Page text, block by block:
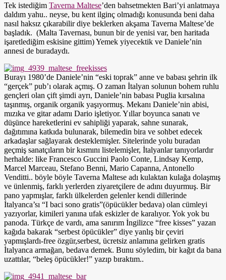
Tek istediğim Taverna Maltese’den bahsetmekten Bari’yi anlatmaya
daldım yahu.. neyse, bu kent ilginç olmadığı konusunda beni daha
nasıl haksız çıkarabilir diye beklerken akşama Taverna Maltese’de
başladık. (Malta Tavernası, bunun bir de yenisi var, ben haritada
işaretlediğim eskisine gittim) Yemek yiyecektik ve Daniele’nin
annesi de buradaydı.
Burayı 1980’de Daniele’nin “eski toprak” anne ve babası şehrin ilk
“gerçek” pub’ı olarak açmış. O zaman İtalyan solunun bohem ruhlu
gençleri olan çift şimdi ayrı, Daniele’nin babası Puglia kırsalına
taşınmış, organik organik yaşıyormuş. Mekanı Daniele’nin abisi,
mızıka ve gitar adamı Dario işletiyor. Yıllar boyunca sanatı ve
düşünce hareketlerini ev sahipliği yaparak, sahne sunarak,
dağıtımına katkıda bulunarak, bilemedin bira ve sohbet edecek
arkadaşlar sağlayarak desteklemişler. Sitelerinde yolu buradan
geçmiş sanatçıların bir kısmını listelemişler, İtalyanlar tanıyorlardır
herhalde: like Francesco Guccini Paolo Conte, Lindsay Kemp,
Marcel Marceau, Stefano Benni, Mario Capanna, Antonello
Venditti.. böyle böyle Taverna Maltese adı kulaktan kulağa dolaşmış
ve ünlenmiş, farklı yerlerden ziyaretçilere de adını duyurmuş. Bir
pano yapmışlar, farklı ülkelerden gelenler kendi dillerinde
İtalyanca’sı “I baci sono gratis”(öpücükler bedava) olan cümleyi
yazıyorlar, kimileri yanına ufak eskizler de karalıyor. Yok yok bu
panoda. Türkçe de vardı, ama sanırım İngilizce “free kisses” yazan
kağıda bakarak “serbest öpücükler” diye yanlış bir çeviri
yapmışlardı-free özgür,serbest, ücretsiz anlamına gelirken gratis
İtalyanca armağan, bedava demek. Bunu söyledim, bir kağıt da bana
uzattılar, “beleş öpücükler!” yazıp bıraktım..